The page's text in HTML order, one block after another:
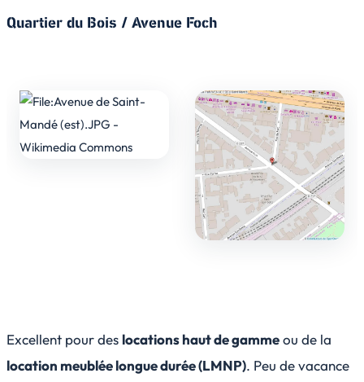
Quartier du Bois / Avenue Foch
Excellent pour des locations haut de gammeou de la
location meublée longue durée (LMNP). Peu de vacance